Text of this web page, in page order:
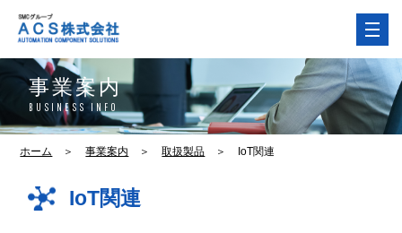
事業案内
BUSINESS INFO
ホーム ＞ 事業案内 ＞ 取扱製品 ＞ IoT関連
IoT関連